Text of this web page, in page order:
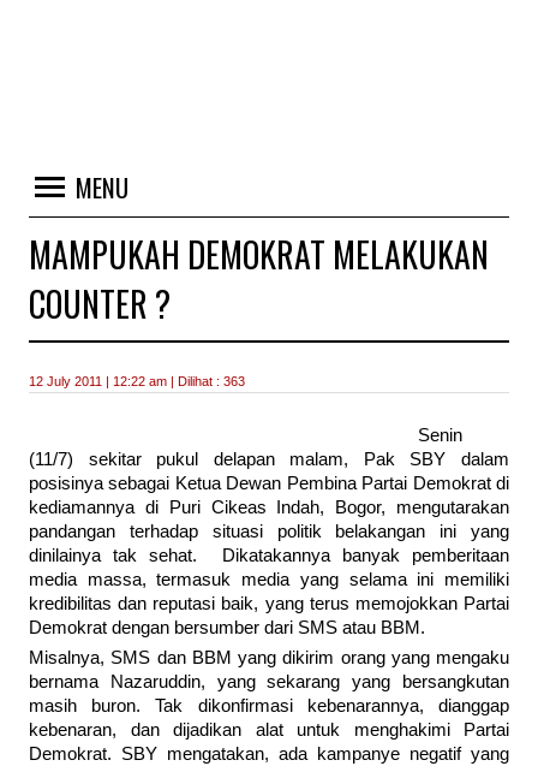
MENU
MAMPUKAH DEMOKRAT MELAKUKAN
COUNTER ?
12 July 2011 | 12:22 am | Dilihat : 363
Senin
(11/7) sekitar pukul delapan malam, Pak SBY dalam
posisinya sebagai Ketua Dewan Pembina Partai Demokrat di
kediamannya di Puri Cikeas Indah, Bogor, mengutarakan
pandangan terhadap situasi politik belakangan ini yang
dinilainya tak sehat. Dikatakannya banyak pemberitaan
media massa, termasuk media yang selama ini memiliki
kredibilitas dan reputasi baik, yang terus memojokkan Partai
Demokrat dengan bersumber dari SMS atau BBM.
Misalnya, SMS dan BBM yang dikirim orang yang mengaku
bernama Nazaruddin, yang sekarang yang bersangkutan
masih buron. Tak dikonfirmasi kebenarannya, dianggap
kebenaran, dan dijadikan alat untuk menghakimi Partai
Demokrat. SBY mengatakan, ada kampanye negatif yang